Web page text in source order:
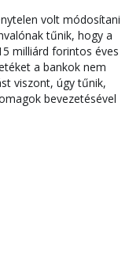
volt módosítani
tűnik, hogy a
milliárd forintos éves
a bankok nem
viszont, úgy tűnik,
bevezetésével